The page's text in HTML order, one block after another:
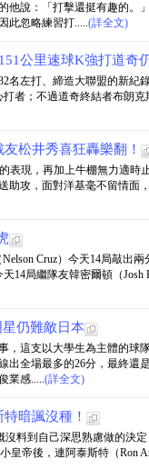
他說：「打擊還挺有趣的。
此忽略練習打.....(詳全文)
公里速球K強打道奇
名左打、締造大聯盟的新紀
者；不過道奇終結者布朗克
松井秀喜狂轟樂翻！
表現，再加上牛棚無力適
助攻，面對洋基毫不留情面
Cruz）今天14局敲出
14局繼隊友韓密爾頓（
仍難敵日本
，這支以大學生為主體的球
全場最多的26分，最終還
業感.....(詳全文)
暗諷沒種！
沒料到自己深思熟慮做的決
皇帝後，連阿泰斯特（Ron